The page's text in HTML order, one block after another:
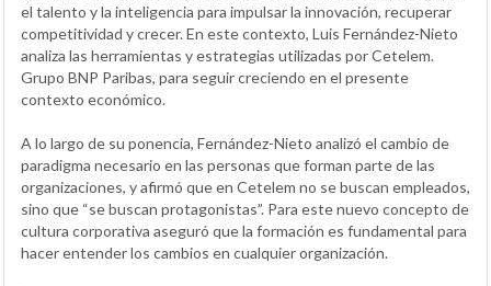
el talento y la inteligencia para impulsar la innovación, recuperar
competitividad y crecer. En este contexto, Luis Fernández-Nieto
analiza las herramientas y estrategias utilizadas por Cetelem.
Grupo BNP Paribas, para seguir creciendo en el presente
contexto económico.
A lo largo de su ponencia, Fernández-Nieto analizó el cambio de
paradigma necesario en las personas que forman parte de las
organizaciones, y afirmó que en Cetelem no se buscan empleados,
sino que “se buscan protagonistas”. Para este nuevo concepto de
cultura corporativa aseguró que la formación es fundamental para
hacer entender los cambios en cualquier organización.